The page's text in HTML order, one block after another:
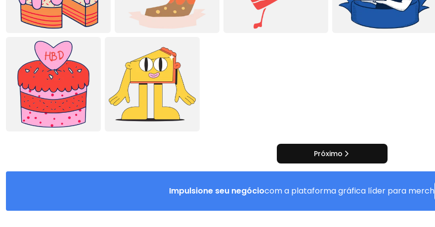
Próximo
Impulsione seu negóciocom a plataforma gráfica líder para merch